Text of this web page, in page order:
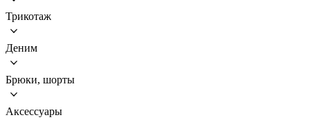
Трикотаж
Деним
Брюки, шорты
Аксессуары